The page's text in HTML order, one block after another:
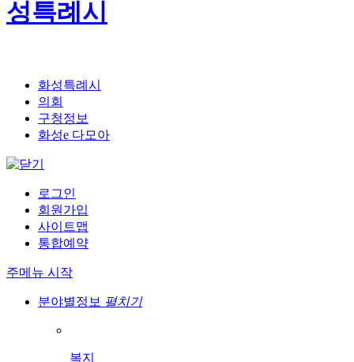
화성특례시
의회
구청정보
화성e 다모아
로그인
회원가입
사이트맵
통합예약
주메뉴 시작
분야별정보 펼치기
복지